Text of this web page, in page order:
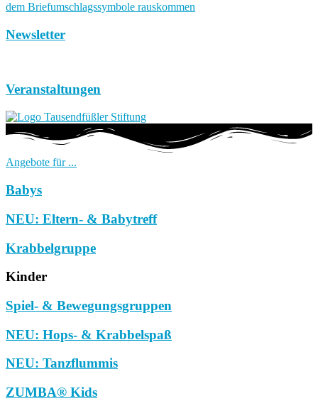
Newsletter
Veranstaltungen
Angebote für ...
Babys
NEU: Eltern- & Babytreff
Krabbelgruppe
Kinder
Spiel- & Bewegungsgruppen
NEU: Hops- & Krabbelspaß
NEU: Tanzflummis
ZUMBA® Kids